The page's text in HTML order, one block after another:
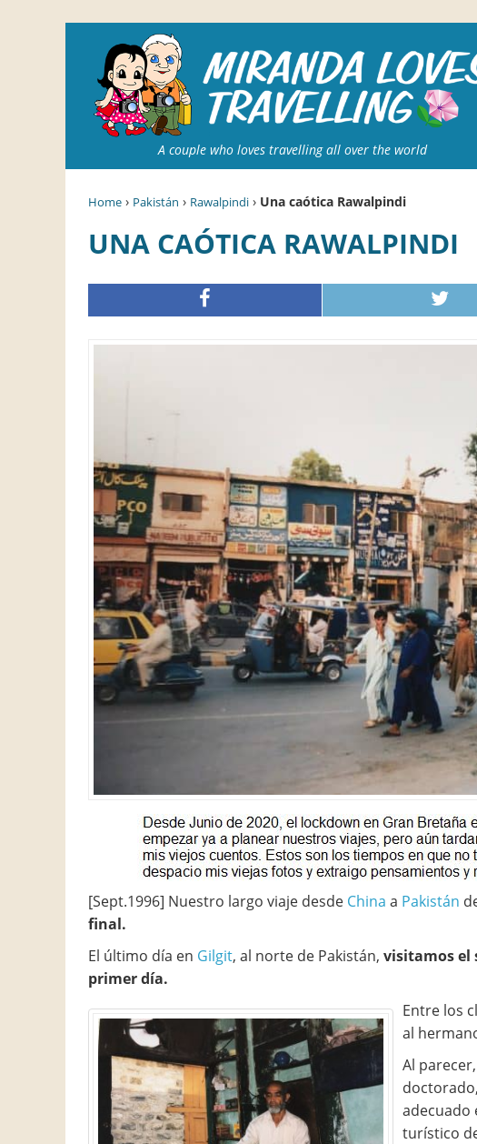
A couple who loves travelling all over the world
Home › Pakistán › Rawalpindi › Una caótica Rawalpindi
UNA CAÓTICA RAWALPINDI
[Sept.1996] Nuestro largo viaje desde China a Pakistán
final.
El último día en Gilgit, al norte de Pakistán, visitamos el
primer día.
Entre los
al
Al
adecuado
turístico